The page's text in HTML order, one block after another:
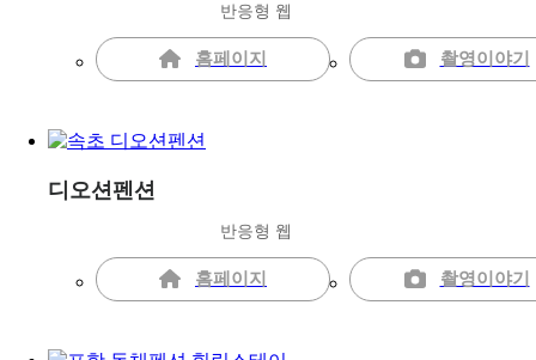
반응형 웹
홈페이지 촬영이야기
디오션펜션
반응형 웹
홈페이지 촬영이야기